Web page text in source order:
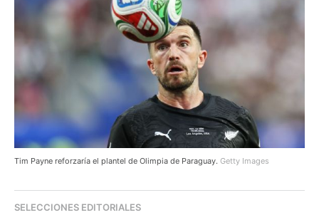
Tim Payne reforzaría el plantel de Olimpia de Paraguay. Getty Images
SELECCIONES EDITORIALES